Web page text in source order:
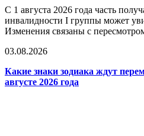
С 1 августа 2026 года часть
инвалидности I группы может
Изменения связаны с
03.08.2026
Какие знаки зодиака ждут
августе 2026 года